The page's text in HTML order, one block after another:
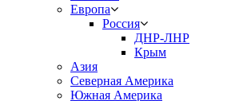
Европа
Россия
ДНР-ЛНР
Крым
Азия
Северная Америка
Южная Америка